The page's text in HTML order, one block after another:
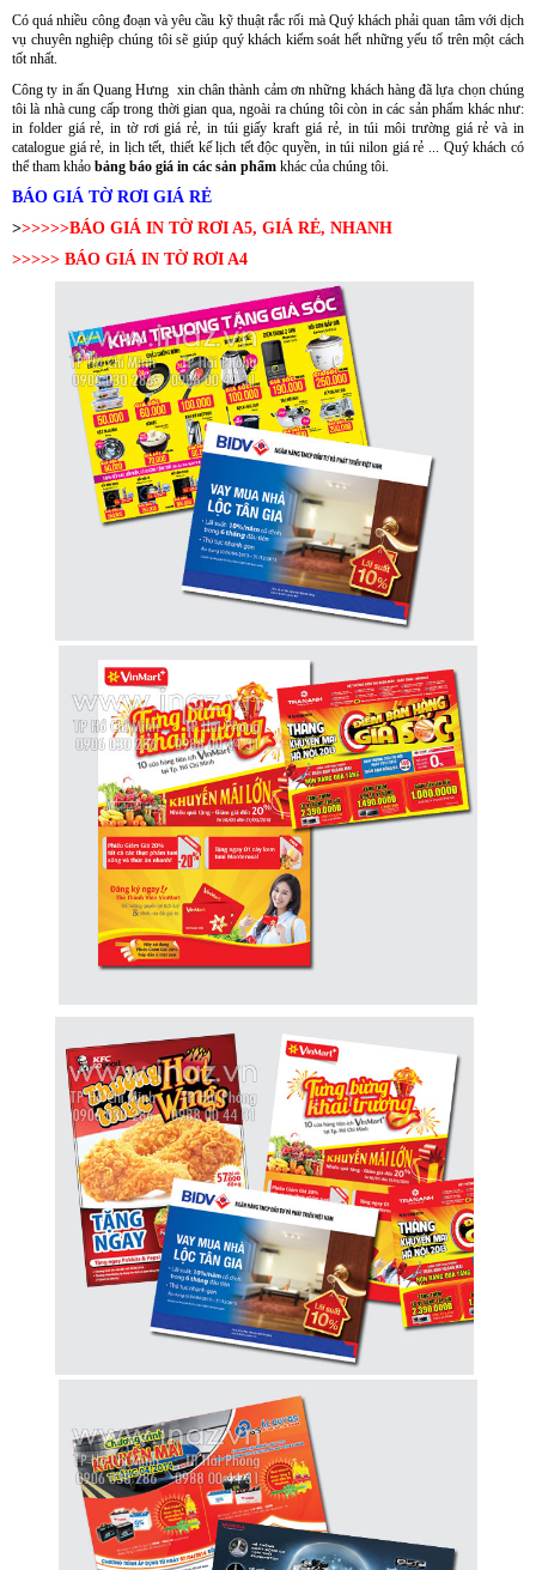
Có quá nhiều công đoạn và yêu cầu kỹ thuật rắc rối mà Quý khách phải quan tâm với dịch
vụ chuyên nghiệp chúng tôi sẽ giúp quý khách kiểm soát hết những yếu tố trên một cách
tốt nhất.
Công ty in ấn Quang Hưng xin chân thành cảm ơn những khách hàng đã lựa chọn chúng
tôi là nhà cung cấp trong thời gian qua, ngoài ra chúng tôi còn in các sản phẩm khác như:
in folder giá rẻ, in tờ rơi giá rẻ, in túi giấy kraft giá rẻ, in túi môi trường giá rẻ và in
catalogue giá rẻ, in lịch tết, thiết kế lịch tết độc quyền, in túi nilon giá rẻ ... Quý khách có
thể tham khảo bảng báo giá in các sản phẩm khác của chúng tôi.
BÁO GIÁ TỜ RƠI GIÁ RẺ
>>>>>>BÁO GIÁ IN TỜ RƠI A5, GIÁ RẺ, NHANH
>>>>> BÁO GIÁ IN TỜ RƠI A4
Sample hanger, Bảng treo mẫu vải
Hanger quảng cáo treo trần nhà
Xưởng sản xuất hanger túi nhựa pvc quảng cáo sản phẩm
Wobbler quảng cáo